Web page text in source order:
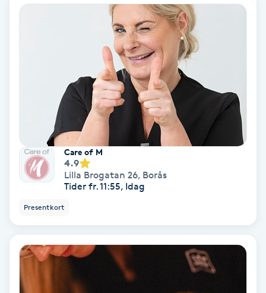
Meditation
Mesoterapi
MicroPen
Microshading
Nagelförlängning
Care of M
4.9
Lilla Brogatan 26, Borås
Tider fr. 11:55, Idag
Presentkort